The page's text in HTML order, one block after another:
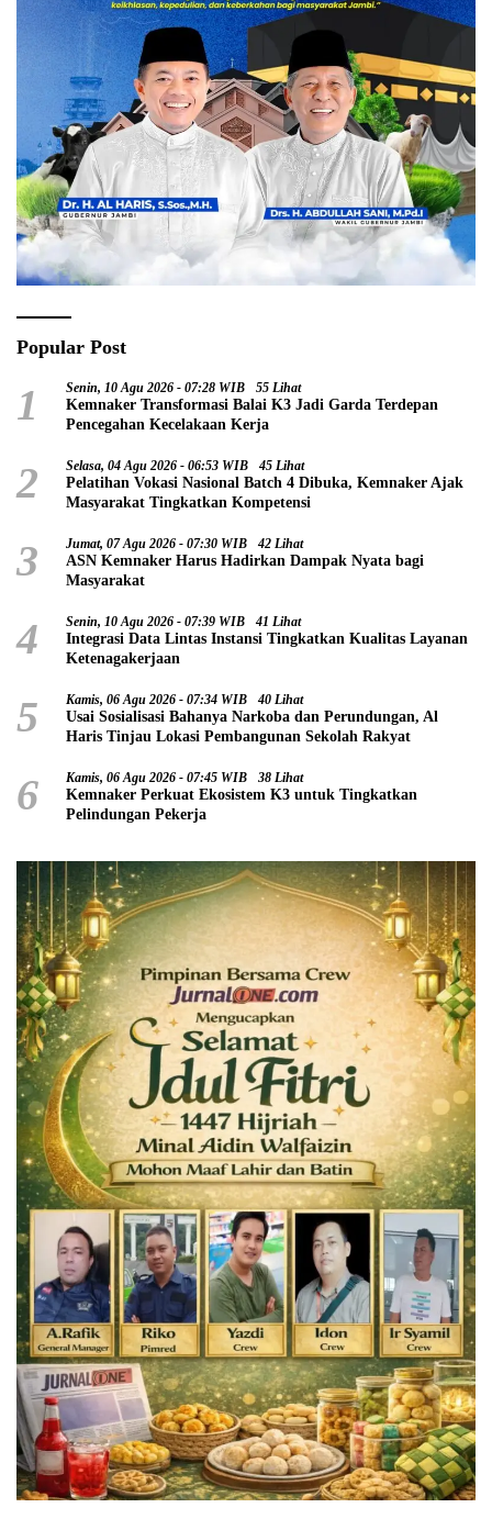
Popular Post
1 Senin, 10 Agu 2026 - 07:28 WIB 55 Lihat
Kemnaker Transformasi Balai K3 Jadi Garda Terdepan
Pencegahan Kecelakaan Kerja
2 Selasa, 04 Agu 2026 - 06:53 WIB 45 Lihat
Pelatihan Vokasi Nasional Batch 4 Dibuka, Kemnaker Ajak
Masyarakat Tingkatkan Kompetensi
3 Jumat, 07 Agu 2026 - 07:30 WIB 42 Lihat
ASN Kemnaker Harus Hadirkan Dampak Nyata bagi
Masyarakat
4 Senin, 10 Agu 2026 - 07:39 WIB 41 Lihat
Integrasi Data Lintas Instansi Tingkatkan Kualitas Layanan
Ketenagakerjaan
5 Kamis, 06 Agu 2026 - 07:34 WIB 40 Lihat
Usai Sosialisasi Bahanya Narkoba dan Perundungan, Al
Haris Tinjau Lokasi Pembangunan Sekolah Rakyat
6 Kamis, 06 Agu 2026 - 07:45 WIB 38 Lihat
Kemnaker Perkuat Ekosistem K3 untuk Tingkatkan
Pelindungan Pekerja